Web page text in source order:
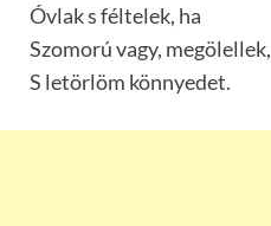
Óvlak s féltelek, ha
Szomorú vagy, megölellek,
S letörlöm könnyedet.